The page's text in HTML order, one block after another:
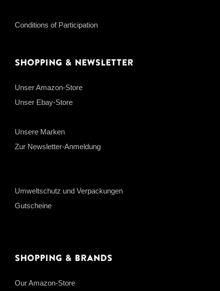
Conditions of Participation
Shopping & Newsletter
Unser Amazon-Store
Unser Ebay-Store
Unsere Marken
Zur Newsletter-Anmeldung
Umweltschutz und Verpackungen
Gutscheine
Shopping & Brands
Our Amazon-Store